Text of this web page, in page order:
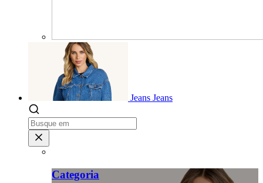
Jeans Jeans
Categoria